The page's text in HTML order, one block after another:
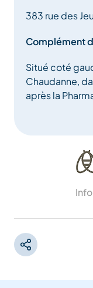
383 rue des
Complément
Situé coté
Chaudanne,
après la